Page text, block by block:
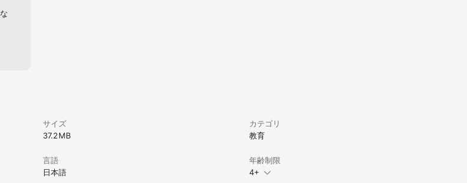
サイズ
37.2 MB
カテゴリ
教育
言語
日本語
年齢制限
4+